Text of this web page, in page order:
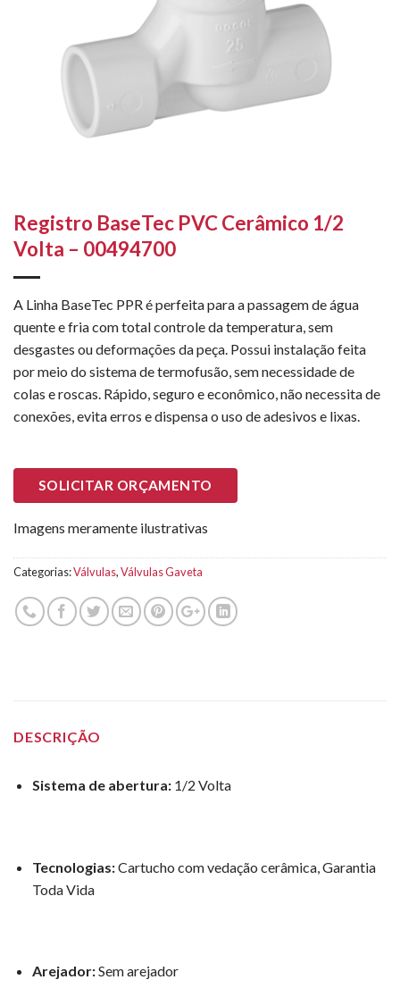
Registro BaseTec PVC Cerâmico 1/2
Volta – 00494700
A Linha BaseTec PPR é perfeita para a passagem de água
quente e fria com total controle da temperatura, sem
desgastes ou deformações da peça. Possui instalação feita
por meio do sistema de termofusão, sem necessidade de
colas e roscas. Rápido, seguro e econômico, não necessita de
conexões, evita erros e dispensa o uso de adesivos e lixas.
SOLICITAR ORÇAMENTO
Imagens meramente ilustrativas
Categorias:Válvulas,Válvulas Gaveta
DESCRIÇÃO
Sistema de abertura: 1/2 Volta
Tecnologias:Cartucho com vedação cerâmica, Garantia
Toda Vida
Arejador:Sem arejador